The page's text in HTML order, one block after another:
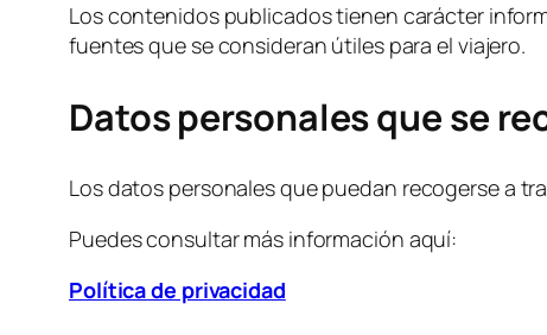
Los contenidos publicados tienen carácter
fuentes que se consideran útiles para el viajero.
Datos personales que se
Los datos personales que puedan recogerse a
Puedes consultar más información aquí:
Política de privacidad